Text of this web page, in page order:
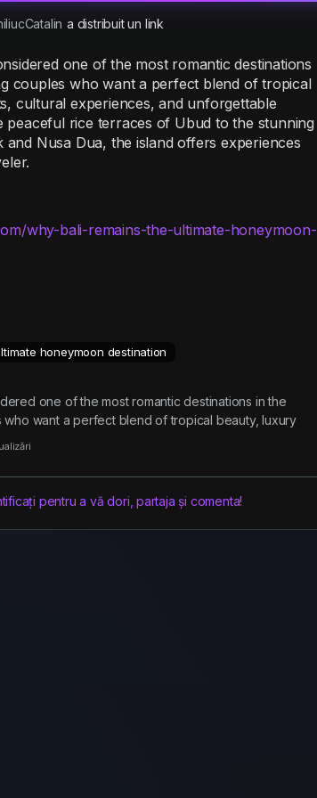
a distribuit un link
one of the most romantic destinations
couples who want a perfect blend of tropical
cultural experiences, and unforgettable
peaceful rice terraces of Ubud to the stunning
and Nusa Dua, the island offers experiences
why-bali-remains-the-ultimate-honeymoon-
honeymoon destination
one of the most romantic destinations in the
want a perfect blend of tropical beauty, luxury
pentru a vă dori, partaja și comenta!